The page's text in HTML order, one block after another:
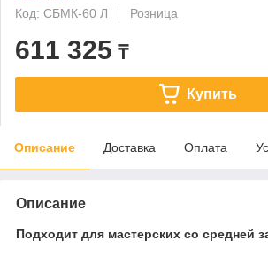
Код: СБМК-60 Л
Розница
611 325 ₸
Купить
Описание Доставка Оплата
Описание
Подходит для мастерских со средней